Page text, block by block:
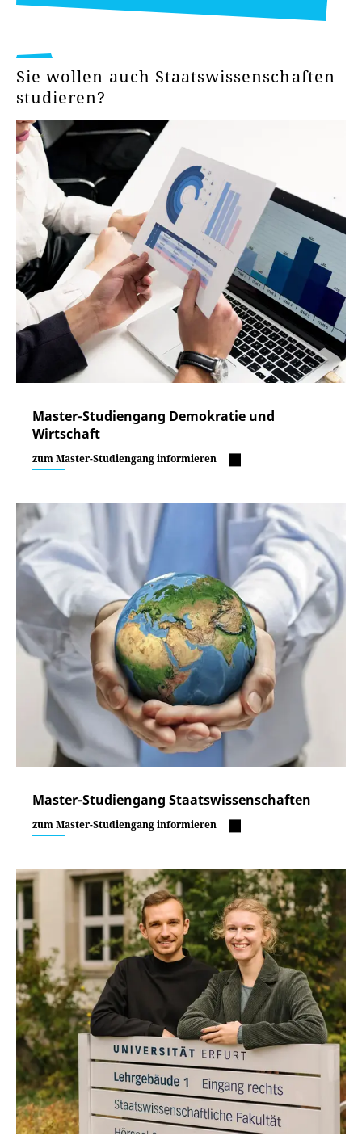
Sie wollen auch Staatswissenschaften
studieren?
Master-Studiengang Demokratie und
Wirtschaft
zum Master-Studiengang informieren
Master-Studiengang Staatswissenschaften
zum Master-Studiengang informieren